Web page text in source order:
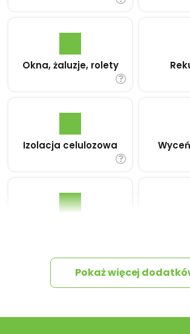
Okna, żaluzje, rolety
Izolacja celulozowa
Tablica informacyjna
Pokaż więcej